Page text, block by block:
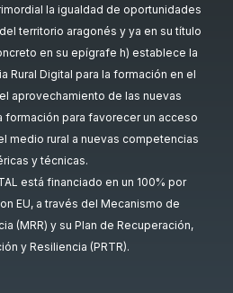
la igualdad de oportunidades
territorio aragonés y ya en su título
en su epígrafe h) establece la
Rural Digital para la formación en el
aprovechamiento de las nuevas
formación para favorecer un acceso
medio rural a nuevas competencias
y técnicas.
está financiado en un 100% por
EU, a través del Mecanismo de
(MRR) y su Plan de Recuperación,
y Resiliencia (PRTR).